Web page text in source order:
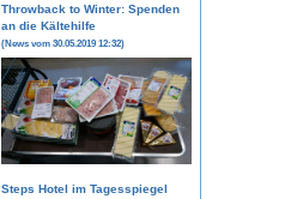
Throwback to Winter: Spenden
an die Kältehilfe
(News vom 30.05.2019 12:32)
Steps Hotel im Tagesspiegel